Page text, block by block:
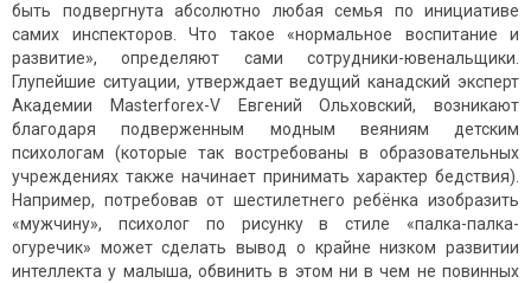
быть подвергнута абсолютно любая семья по инициативе
самих инспекторов. Что такое «нормальное воспитание и
развитие», определяют сами сотрудники-ювенальщики.
Глупейшие ситуации, утверждает ведущий канадский эксперт
Академии Masterforex-V Евгений Ольховский, возникают
благодаря подверженным модным веяниям детским
психологам (которые так востребованы в образовательных
учреждениях также начинает принимать характер бедствия).
Например, потребовав от шестилетнего ребёнка изобразить
«мужчину», психолог по рисунку в стиле «палка-палка-
огуречик» может сделать вывод о крайне низком развитии
интеллекта у малыша, обвинить в этом ни в чем не повинных